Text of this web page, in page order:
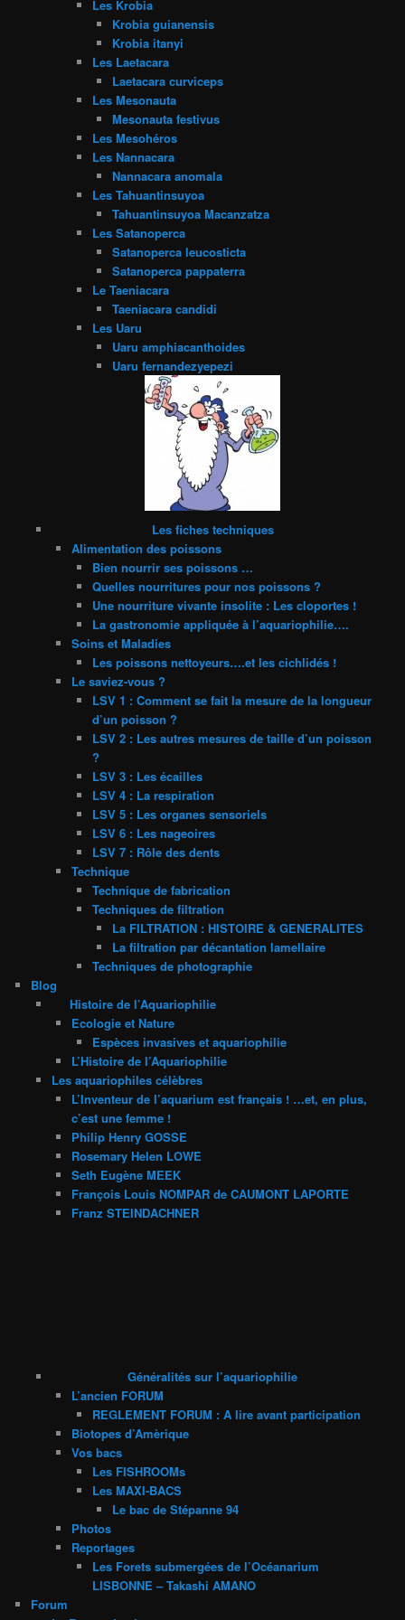
Les Krobia
Krobia guianensis
Krobia itanyi
Les Laetacara
Laetacara curviceps
Les Mesonauta
Mesonauta festivus
Les Mesohéros
Les Nannacara
Nannacara anomala
Les Tahuantinsuyoa
Tahuantinsuyoa Macanzatza
Les Satanoperca
Satanoperca leucosticta
Satanoperca pappaterra
Le Taeniacara
Taeniacara candidi
Les Uaru
Uaru amphiacanthoides
Uaru fernandezyepezi
Les fiches techniques
Alimentation des poissons
Bien nourrir ses poissons …
Quelles nourritures pour nos poissons ?
Une nourriture vivante insolite : Les cloportes !
La gastronomie appliquée à l’aquariophilie….
Soins et Maladies
Les poissons nettoyeurs….et les cichlidés !
Le saviez-vous ?
LSV 1 : Comment se fait la mesure de la longueur
d’un poisson ?
LSV 2 : Les autres mesures de taille d’un poisson
?
LSV 3 : Les écailles
LSV 4 : La respiration
LSV 5 : Les organes sensoriels
LSV 6 : Les nageoires
LSV 7 : Rôle des dents
Technique
Technique de fabrication
Techniques de filtration
La FILTRATION : HISTOIRE & GENERALITES
La filtration par décantation lamellaire
Techniques de photographie
Blog
Histoire de l’Aquariophilie
Ecologie et Nature
Espèces invasives et aquariophilie
L’Histoire de l’Aquariophilie
Les aquariophiles célèbres
L’Inventeur de l’aquarium est français ! …et, en plus,
c’est une femme !
Philip Henry GOSSE
Rosemary Helen LOWE
Seth Eugène MEEK
François Louis NOMPAR de CAUMONT LAPORTE
Franz STEINDACHNER
Généralités sur l’aquariophilie
L’ancien FORUM
REGLEMENT FORUM : A lire avant participation
Biotopes d’Amèrique
Vos bacs
Les FISHROOMs
Les MAXI-BACS
Le bac de Stépanne 94
Photos
Reportages
Les Forets submergées de l’Océanarium
LISBONNE – Takashi AMANO
Forum